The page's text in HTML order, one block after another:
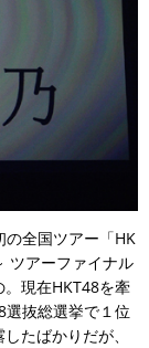
の全国ツアー「HK
アーファイナル
現在HKT48を牽
選抜総選挙で１位
たばかりだが、